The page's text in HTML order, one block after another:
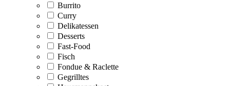
Burrito
Curry
Delikatessen
Desserts
Fast-Food
Fisch
Fondue & Raclette
Gegrilltes